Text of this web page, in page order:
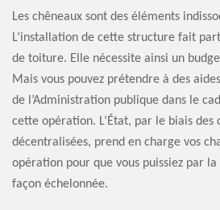
Les chêneaux sont des éléments
L’installation de cette structure fait
de toiture. Elle nécessite ainsi un
Mais vous pouvez prétendre à des
de l’Administration publique dans le
cette opération. L’État, par le biais
décentralisées, prend en charge vos
opération pour que vous puissiez par
façon échelonnée.